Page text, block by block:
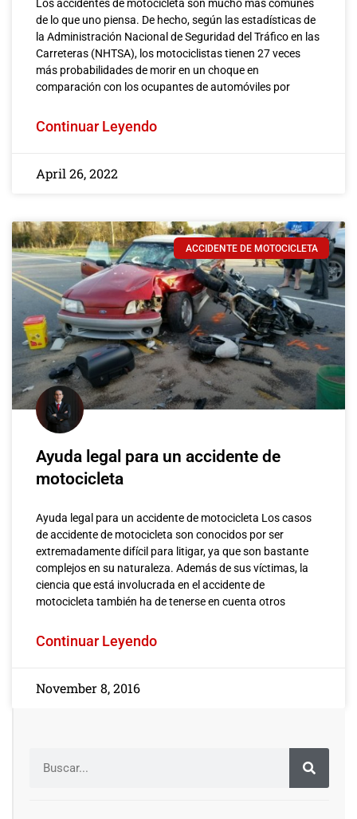
Los accidentes de motocicleta son mucho más comunes
de lo que uno piensa. De hecho, según las estadísticas de
la Administración Nacional de Seguridad del Tráfico en las
Carreteras (NHTSA), los motociclistas tienen 27 veces
más probabilidades de morir en un choque en
comparación con los ocupantes de automóviles por
Continuar Leyendo
April 26, 2022
ACCIDENTE DE MOTOCICLETA
Ayuda legal para un accidente de
motocicleta
Ayuda legal para un accidente de motocicleta Los casos
de accidente de motocicleta son conocidos por ser
extremadamente difícil para litigar, ya que son bastante
complejos en su naturaleza. Además de sus víctimas, la
ciencia que está involucrada en el accidente de
motocicleta también ha de tenerse en cuenta otros
Continuar Leyendo
November 8, 2016